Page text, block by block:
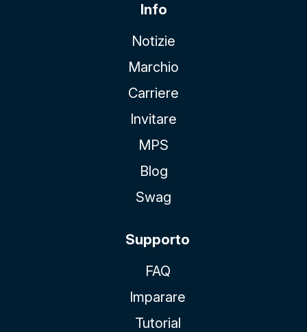
Info
Notizie
Marchio
Carriere
Invitare
MPS
Blog
Swag
Supporto
FAQ
Imparare
Tutorial